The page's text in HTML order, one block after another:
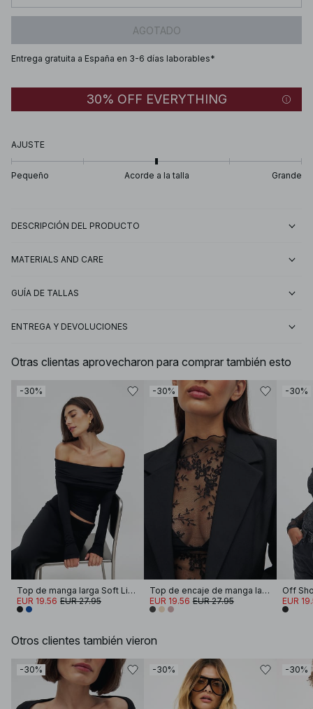
AGOTADO
Entrega gratuita a España en 3-6 días laborables*
30% OFF EVERYTHING
AJUSTE
Pequeño Acorde a la talla Grande
DESCRIPCIÓN DEL PRODUCTO
MATERIALS AND CARE
GUÍA DE TALLAS
ENTREGA Y DEVOLUCIONES
Otras clientas aprovecharon para comprar también esto
-30%
Top de manga larga Soft Line
EUR 19.56 EUR 27.95
-30%
Top de encaje de manga larga
EUR 19.56 EUR 27.95
-30%
EUR
Otros clientes también vieron
-30% -30% -30%